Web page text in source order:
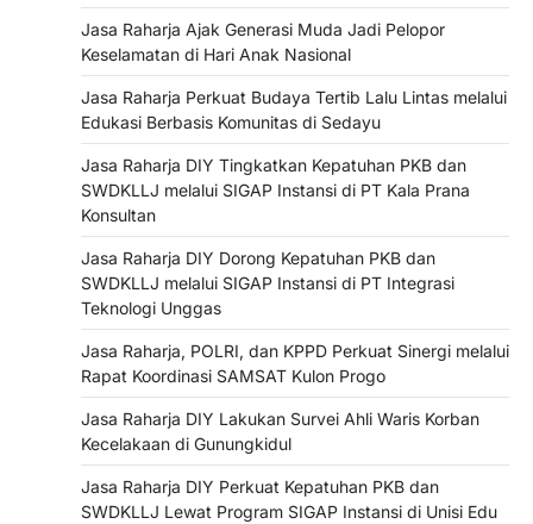
Jasa Raharja Ajak Generasi Muda Jadi Pelopor
Keselamatan di Hari Anak Nasional
Jasa Raharja Perkuat Budaya Tertib Lalu Lintas melalui
Edukasi Berbasis Komunitas di Sedayu
Jasa Raharja DIY Tingkatkan Kepatuhan PKB dan
SWDKLLJ melalui SIGAP Instansi di PT Kala Prana
Konsultan
Jasa Raharja DIY Dorong Kepatuhan PKB dan
SWDKLLJ melalui SIGAP Instansi di PT Integrasi
Teknologi Unggas
Jasa Raharja, POLRI, dan KPPD Perkuat Sinergi melalui
Rapat Koordinasi SAMSAT Kulon Progo
Jasa Raharja DIY Lakukan Survei Ahli Waris Korban
Kecelakaan di Gunungkidul
Jasa Raharja DIY Perkuat Kepatuhan PKB dan
SWDKLLJ Lewat Program SIGAP Instansi di Unisi Edu